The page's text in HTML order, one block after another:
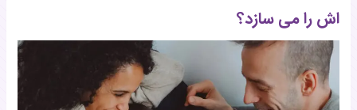
اش را می سازد؟